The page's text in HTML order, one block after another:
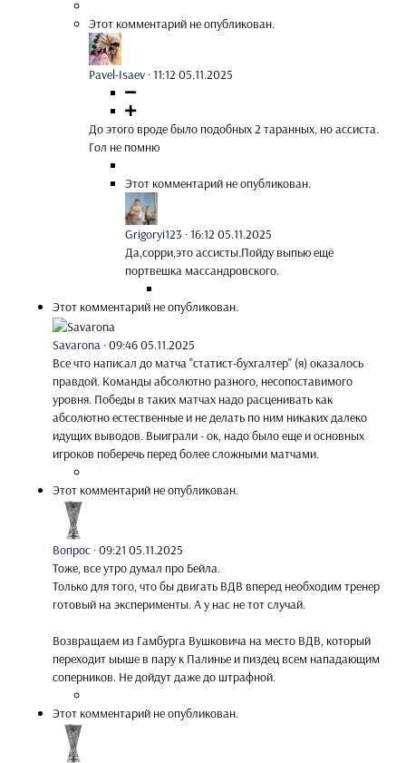
Этот комментарий не опубликован.
Pavel-Isaev ·11:12 05.11.2025
До этого вроде было подобных 2 таранных, но ассиста.
Гол не помню
Этот комментарий не опубликован.
Grigoryi123 ·16:12 05.11.2025
Да,сорри,это ассисты.Пойду выпью ещё
портвешка массандровского.
Этот комментарий не опубликован.
Savarona ·09:46 05.11.2025
Все что написал до матча "статист-бухгалтер" (я) оказалось
правдой. Команды абсолютно разного, несопоставимого
уровня. Победы в таких матчах надо расценивать как
абсолютно естественные и не делать по ним никаких далеко
идущих выводов. Выиграли - ок, надо было еще и основных
игроков поберечь перед более сложными матчами.
Этот комментарий не опубликован.
Вопрос ·09:21 05.11.2025
Тоже, все утро думал про Бейла.
Только для того, что бы двигать ВДВ вперед необходим тренер
готовый на эксперименты. А у нас не тот случай.
Возвращаем из Гамбурга Вушковича на место ВДВ, который
переходит ыыше в пару к Палинье и пиздец всем нападающим
соперников. Не дойдут даже до штрафной.
Этот комментарий не опубликован.